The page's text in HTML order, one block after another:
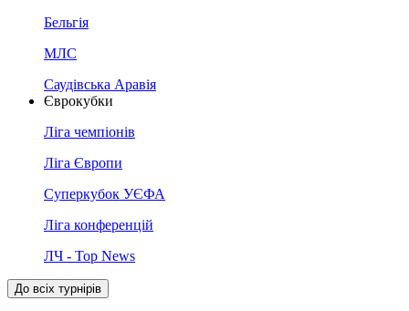
Бельгія
МЛС
Саудівська Аравія
Єврокубки
Ліга чемпіонів
Ліга Європи
Суперкубок УЄФА
Ліга конференцій
ЛЧ - Top News
До всіх турнірів